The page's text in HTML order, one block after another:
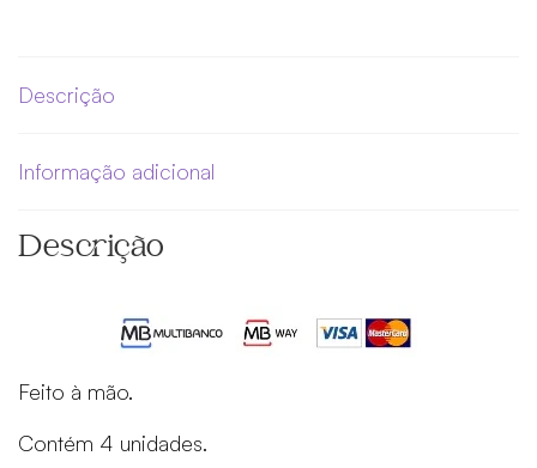
Descrição
Informação adicional
Descrição
Feito à mão.
Contém 4 unidades.